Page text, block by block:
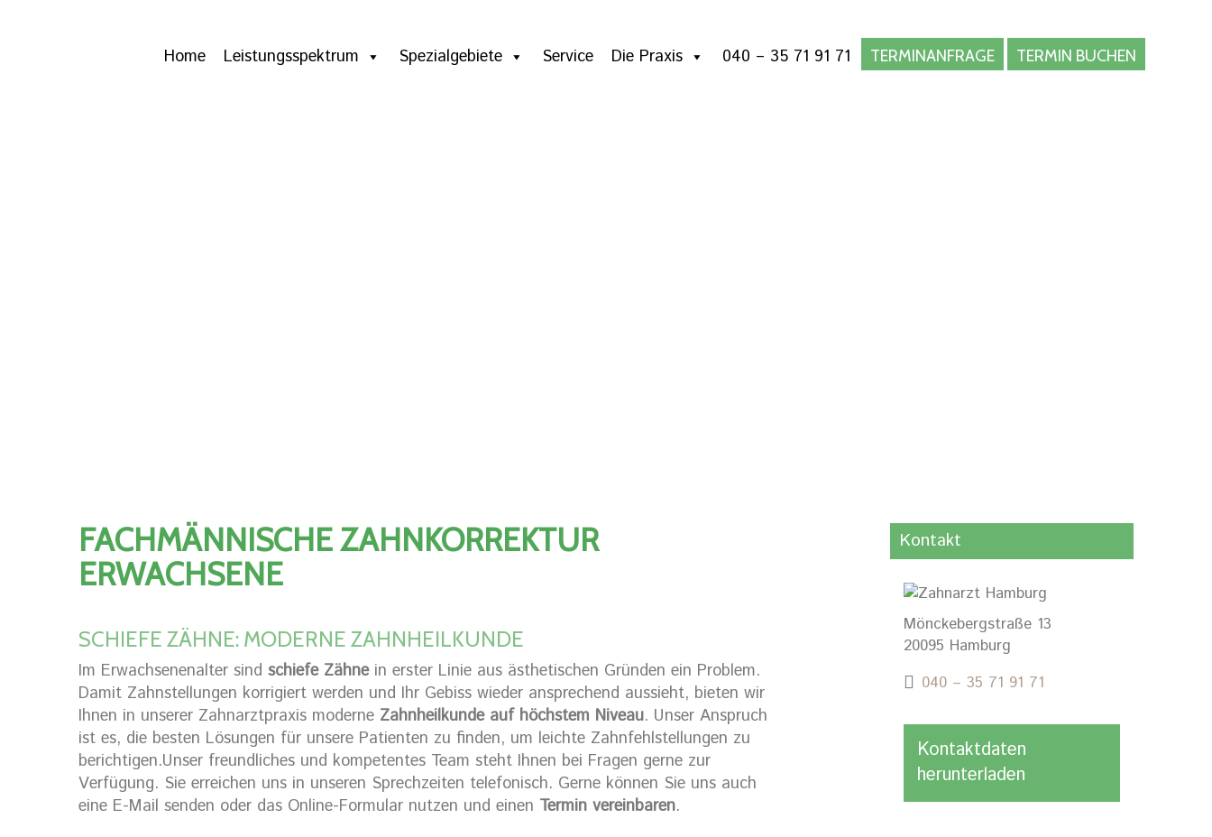
Home Leistungsspektrum Spezialgebiete Service Die Praxis 040 – 35 71 91 71 TERMINANFRAGE TERMIN BUCHEN
FACHMÄNNISCHE ZAHNKORREKTUR
ERWACHSENE
SCHIEFE ZÄHNE: MODERNE ZAHNHEILKUNDE
Im Erwachsenenalter sind schiefe Zähnein erster Linie aus ästhetischen Gründen ein Problem.
Damit Zahnstellungen korrigiert werden und Ihr Gebiss wieder ansprechend aussieht, bieten wir
Ihnen in unserer Zahnarztpraxis moderne Zahnheilkunde auf höchstem Niveau. Unser Anspruch
ist es, die besten Lösungen für unsere Patienten zu finden, um leichte Zahnfehlstellungen zu
berichtigen.Unser freundliches und kompetentes Team steht Ihnen bei Fragen gerne zur
Verfügung. Sie erreichen uns in unseren Sprechzeiten telefonisch. Gerne können Sie uns auch
eine E-Mail senden oder das Online-Formular nutzen und einen Termin vereinbaren.
Kontakt
Mönckebergstraße 13
20095 Hamburg
040 – 35 71 91 71
Kontaktdaten
herunterladen